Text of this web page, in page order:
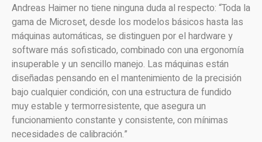
Andreas Haimer no tiene ninguna duda al respecto: “Toda la
gama de Microset, desde los modelos básicos hasta las
máquinas automáticas, se distinguen por el hardware y
software más sofisticado, combinado con una ergonomía
insuperable y un sencillo manejo. Las máquinas están
diseñadas pensando en el mantenimiento de la precisión
bajo cualquier condición, con una estructura de fundido
muy estable y termorresistente, que asegura un
funcionamiento constante y consistente, con mínimas
necesidades de calibración.”